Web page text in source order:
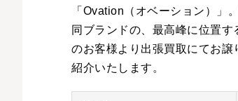
「Ovation（オベーション）」
同ブランドの、最高峰に位置
のお客様より出張買取にてお
紹介いたします。